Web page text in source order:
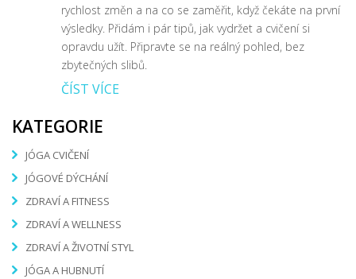
rychlost změn a na co se zaměřit, když čekáte na první
výsledky. Přidám i pár tipů, jak vydržet a cvičení si
opravdu užít. Připravte se na reálný pohled, bez
zbytečných slibů.
ČÍST VÍCE
KATEGORIE
JÓGA CVIČENÍ
JÓGOVÉ DÝCHÁNÍ
ZDRAVÍ A FITNESS
ZDRAVÍ A WELLNESS
ZDRAVÍ A ŽIVOTNÍ STYL
JÓGA A HUBNUTÍ